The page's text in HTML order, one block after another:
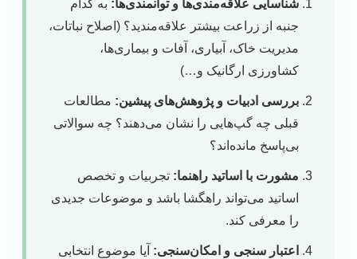
شناسایی علاقه‌مندی‌ها و توانمندی‌ها: به کدام
جنبه از زراعت بیشتر علاقه‌مندید؟ (اصلاح نباتات،
مدیریت خاک، آبیاری، آفات و بیماری‌ها،
کشاورزی ارگانیک و…)
بررسی ادبیات و پژوهش‌های پیشین: مطالعات
قبلی چه گپ‌هایی را نشان می‌دهند؟ چه سوالاتی
بی‌پاسخ مانده‌اند؟
مشورت با اساتید راهنما: تجربیات و تخصص
اساتید می‌تواند راهگشا باشد و موضوعات جدیدی
را معرفی کند.
اعتبار سنجی و امکان‌سنجی: آیا موضوع انتخابی